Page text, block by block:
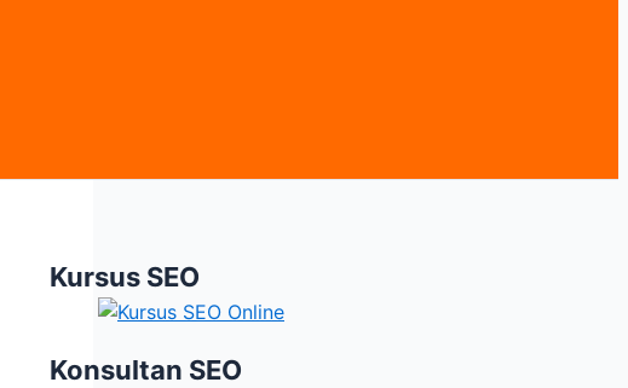
Kursus SEO
Konsultan SEO